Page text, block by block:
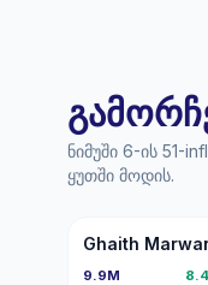
ნიმუში 6-ის 51-
ყუთში მოდის.
GM
9.9M